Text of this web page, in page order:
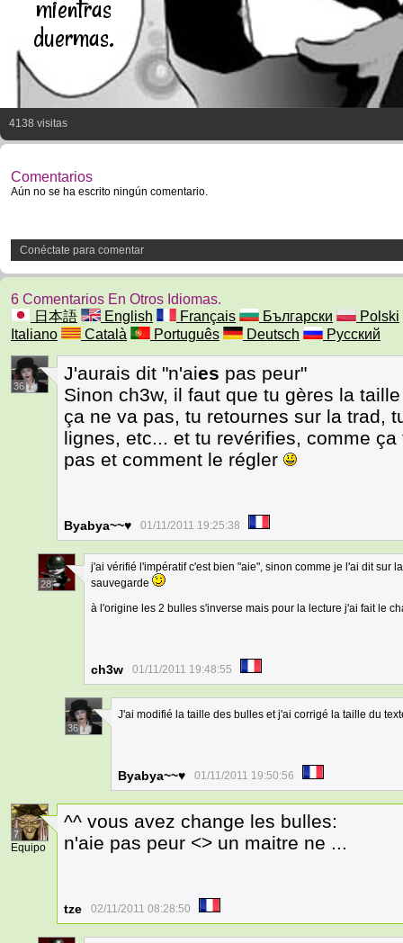
mientras
duermas.
4138 visitas
Comentarios
Aún no se ha escrito ningún comentario.
Conéctate para comentar
6 Comentarios En Otros Idiomas.
日本語
English Français Български
Polski
Italiano
Català Português Deutsch Русский
36
J'aurais dit "n'aies pas peur"
Sinon ch3w, il faut que tu gères la
ça ne va pas, tu retournes sur la trad,
lignes, etc... et tu revérifies, comme
pas et comment le régler
Byabya~~♥ 01/11/2011 19:25:38
28
j'ai vérifié l'impératif c'est bien "aie", sinon comme je l'ai dit sur
sauvegarde
à l'origine les 2 bulles s'inverse mais pour la lecture j'ai fait le
ch3w 01/11/2011 19:48:55
36
J'ai modifié la taille des bulles et j'ai corrigé la taille du
Byabya~~♥ 01/11/2011 19:50:56
7
Equipo
^^ vous avez change les bulles:
n'aie pas peur <> un maitre ne ...
tze 02/11/2011 08:28:50